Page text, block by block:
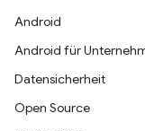
Android
Android für
Datensicherheit
Open Source